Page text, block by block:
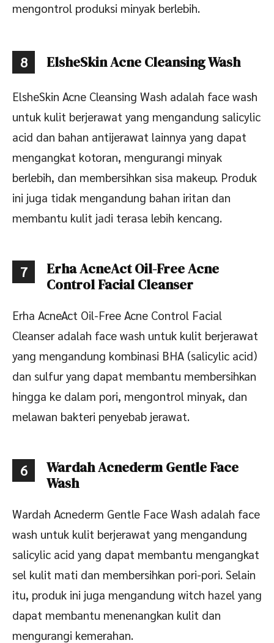
mengontrol produksi minyak berlebih.
8 ElsheSkin Acne Cleansing Wash
ElsheSkin Acne Cleansing Wash adalah face wash
untuk kulit berjerawat yang mengandung salicylic
acid dan bahan antijerawat lainnya yang dapat
mengangkat kotoran, mengurangi minyak
berlebih, dan membersihkan sisa makeup. Produk
ini juga tidak mengandung bahan iritan dan
membantu kulit jadi terasa lebih kencang.
7
Erha AcneAct Oil-Free Acne
Control Facial Cleanser
Erha AcneAct Oil-Free Acne Control Facial
Cleanser adalah face wash untuk kulit berjerawat
yang mengandung kombinasi BHA (salicylic acid)
dan sulfur yang dapat membantu membersihkan
hingga ke dalam pori, mengontrol minyak, dan
melawan bakteri penyebab jerawat.
6
Wardah Acnederm Gentle Face
Wash
Wardah Acnederm Gentle Face Wash adalah face
wash untuk kulit berjerawat yang mengandung
salicylic acid yang dapat membantu mengangkat
sel kulit mati dan membersihkan pori-pori. Selain
itu, produk ini juga mengandung witch hazel yang
dapat membantu menenangkan kulit dan
mengurangi kemerahan.